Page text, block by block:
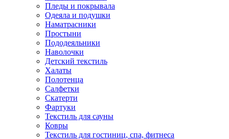
Пледы и покрывала
Одеяла и подушки
Наматрасники
Простыни
Пододеяльники
Наволочки
Детский текстиль
Халаты
Полотенца
Салфетки
Скатерти
Фартуки
Текстиль для сауны
Ковры
Текстиль для гостиниц, спа, фитнеса